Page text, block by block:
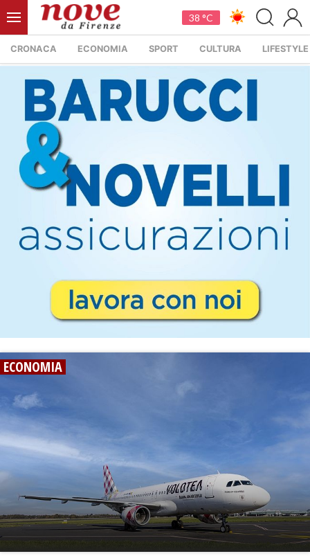
38 °C
CRONACA ECONOMIA SPORT CULTURA LIFESTYLE
ECONOMIA